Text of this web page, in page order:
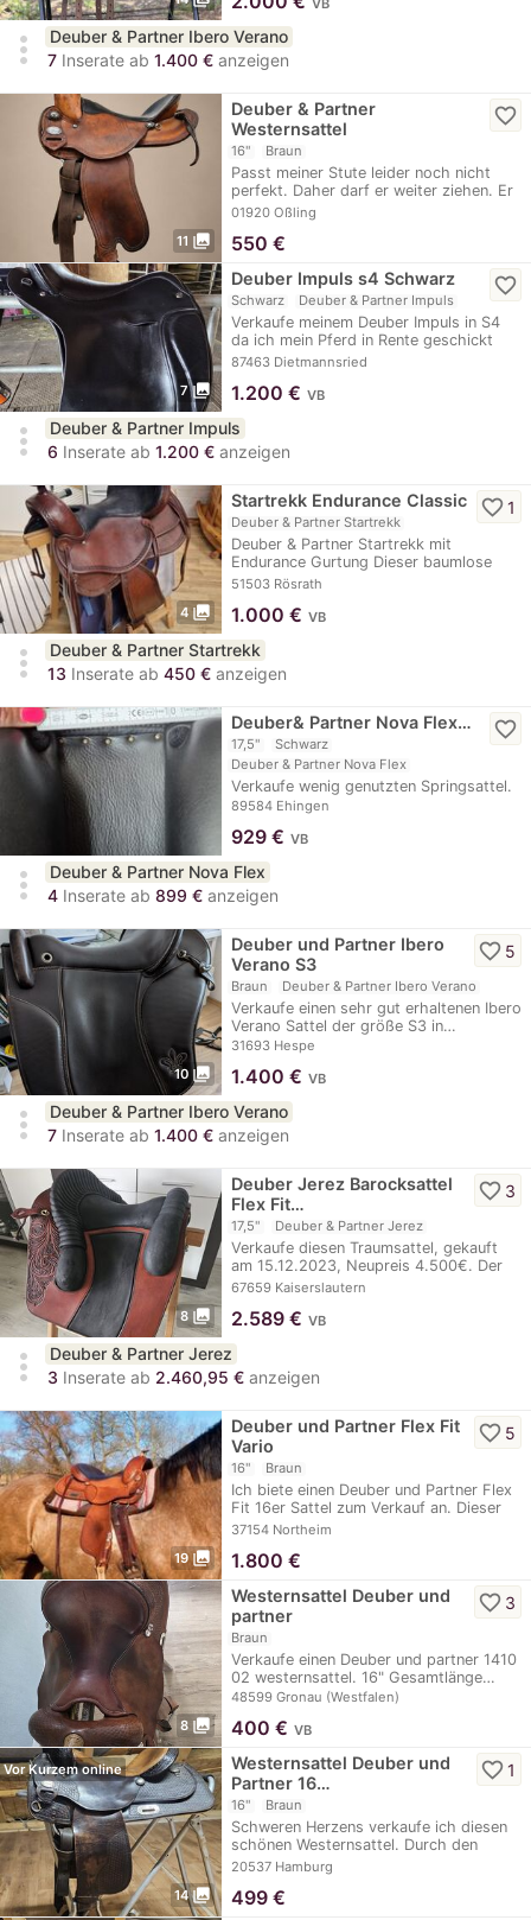
more_vert
Deuber & Partner Ibero Verano
7 Inserate ab 1.400 € anzeigen
11 photo_library
Deuber & Partner
Westernsattel
16" Braun
Passt meiner Stute leider noch nicht
perfekt. Daher darf er weiter ziehen. Er
ist…
01920 Oßling
favorite_border
550 €
7 photo_library
Deuber Impuls s4 Schwarz
Schwarz Deuber & Partner Impuls
Verkaufe meinem Deuber Impuls in S4
da ich mein Pferd in Rente geschickt
habe . Der…
87463 Dietmannsried
favorite_border
1.200 € VB
more_vert
Deuber & Partner Impuls
6 Inserate ab 1.200 € anzeigen
4 photo_library
Startrekk Endurance Classic
Deuber & Partner Startrekk
Deuber & Partner Startrekk mit
Endurance Gurtung Dieser baumlose
Startrekk-Sattel ist…
51503 Rösrath
favorite_border1
1.000 € VB
more_vert
Deuber & Partner Startrekk
13 Inserate ab 450 € anzeigen
Deuber& Partner Nova Flex…
17,5"
Schwarz
Deuber & Partner Nova Flex
Verkaufe wenig genutzten Springsattel.
89584 Ehingen
favorite_border
929 € VB
more_vert
Deuber & Partner Nova Flex
4 Inserate ab 899 € anzeigen
10 photo_library
Deuber und Partner Ibero
Verano S3
Braun Deuber & Partner Ibero Verano
Verkaufe einen sehr gut erhaltenen Ibero
Verano Sattel der größe S3 in…
31693 Hespe
favorite_border 5
1.400 € VB
more_vert
Deuber & Partner Ibero Verano
7 Inserate ab 1.400 € anzeigen
8 photo_library
Deuber Jerez Barocksattel
Flex Fit…
17,5" Deuber & Partner Jerez
Verkaufe diesen Traumsattel, gekauft
am 15.12.2023, Neupreis 4.500€. Der
Sattel wurde…
67659 Kaiserslautern
favorite_border 3
2.589 € VB
more_vert
Deuber & Partner Jerez
3 Inserate ab 2.460,95 € anzeigen
19 photo_library
Deuber und Partner Flex Fit
Vario
16" Braun
Ich biete einen Deuber und Partner Flex
Fit 16er Sattel zum Verkauf an. Dieser
Sattel…
37154 Northeim
favorite_border 5
1.800 €
8 photo_library
Westernsattel Deuber und
partner
Braun
Verkaufe einen Deuber und partner 1410
02 westernsattel. 16" Gesamtlänge…
48599 Gronau (Westfalen)
favorite_border 3
400 € VB
14 photo_library
Vor Kurzem online
Westernsattel Deuber und
Partner 16…
16" Braun
Schweren Herzens verkaufe ich diesen
schönen Westernsattel. Durch den
tiefen Sitz…
20537 Hamburg
favorite_border1
499 €